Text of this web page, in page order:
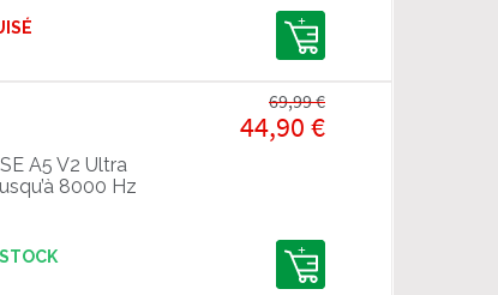
A5 V2 Ultra
8000 Hz
44,90 €
69,99 €